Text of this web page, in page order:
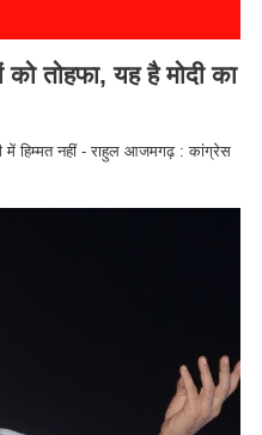
को तोहफा, यह है मोदी का
में हिम्मत नहीं - राहुल आजमगढ़ : कांग्रेस